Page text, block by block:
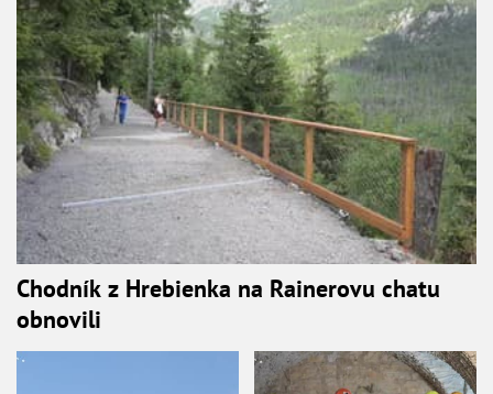
Chodník z Hrebienka na Rainerovu chatu
obnovili